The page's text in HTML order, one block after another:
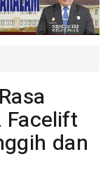
Facelift
dan